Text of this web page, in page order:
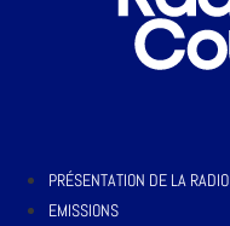
PRÉSENTATION DE LA RADIO
EMISSIONS